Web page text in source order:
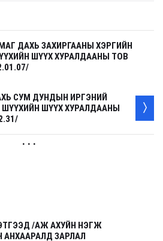
ДАХЬ ЗАХИРГААНЫ ХЭРГИЙН
ШҮҮХ ХУРАЛДААНЫ ТОВ
СУМ ДУНДЫН ИРГЭНИЙ
ШҮҮХ ХУРАЛДААНЫ
. . .
/АЖ АХУЙН НЭГЖ
АНХААРАЛД ЗАРЛАЛ